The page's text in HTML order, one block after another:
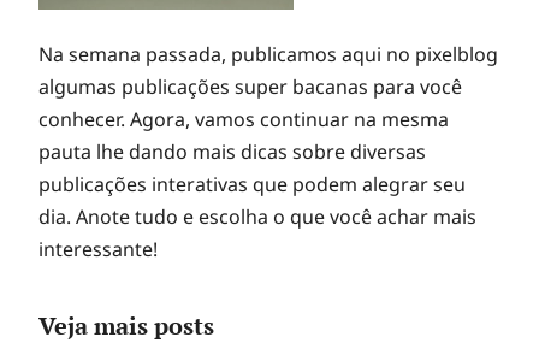
Na semana passada, publicamos aqui no pixelblog
algumas publicações super bacanas para você
conhecer. Agora, vamos continuar na mesma
pauta lhe dando mais dicas sobre diversas
publicações interativas que podem alegrar seu
dia. Anote tudo e escolha o que você achar mais
interessante!
Veja mais posts